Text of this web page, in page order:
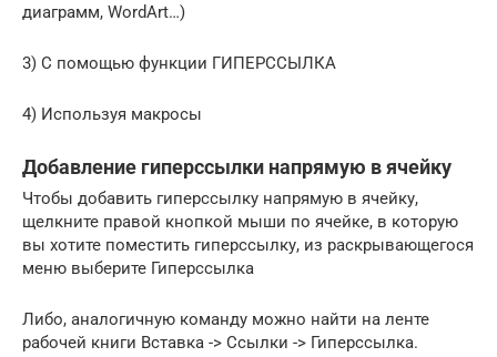
диаграмм, WordArt…)
3) C помощью функции ГИПЕРССЫЛКА
4) Используя макросы
Добавление гиперссылки напрямую в ячейку
Чтобы добавить гиперссылку напрямую в ячейку,
щелкните правой кнопкой мыши по ячейке, в которую
вы хотите поместить гиперссылку, из раскрывающегося
меню выберите Гиперссылка
Либо, аналогичную команду можно найти на ленте
рабочей книги Вставка -> Ссылки -> Гиперссылка.